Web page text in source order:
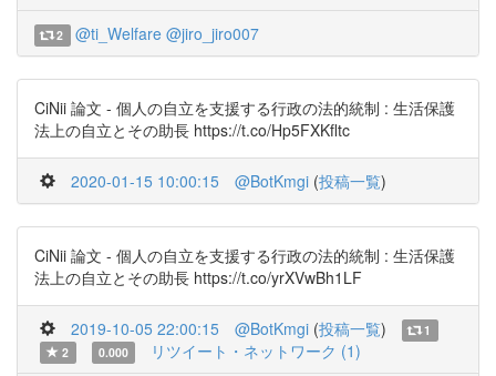
2 @ti_Welfare @jiro_jiro007
CiNii 論文 - 個人の自立を支援する行政の法的統制 : 生活保護
法上の自立とその助長 https://t.co/Hp5FXKfltc
2020-01-15 10:00:15 @BotKmgi (投稿一覧)
CiNii 論文 - 個人の自立を支援する行政の法的統制 : 生活保護
法上の自立とその助長 https://t.co/yrXVwBh1LF
2019-10-05 22:00:15 @BotKmgi (投稿一覧)
1
2
0.000 リツイート・ネットワーク (1)